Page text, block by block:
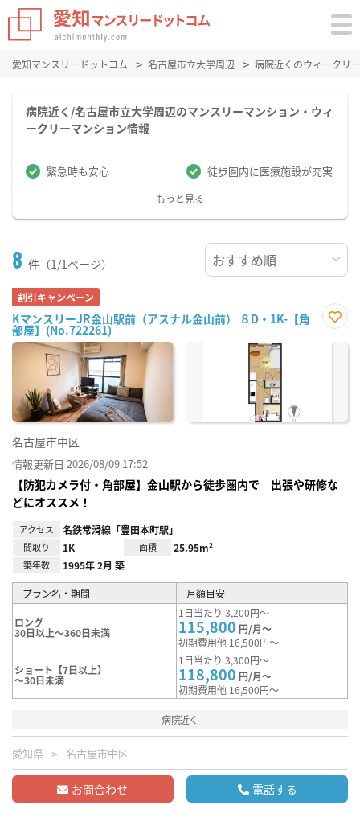
愛知マンスリードットコム 名古屋市立大学周辺 病院近くのウィークリ
病院近く/名古屋市立大学周辺のマンスリーマンション・ウィ
ークリーマンション情報
緊急時も安心 徒歩圏内に医療施設が充実
もっと見る
8 件（1/1ページ）
割引キャンペーン
KマンスリーJR金山駅前（アスナル金山前） ８D・1K-【角
部屋】(No.722261)
に入
名古屋市中区
情報更新日 2026/08/09 17:52
【防犯カメラ付・角部屋】金山駅から徒歩圏内で 出張や研修な
どにオススメ！
アクセス 名鉄常滑線「豊田本町駅」
間取り 1K 面積 25.95m²
築年数 1995年 2月 築
プラン名・期間 月額目安
ロング
30日以上～360日未満
1日当たり 3,200円～
115,800 円/月～
初期費用他 16,500円～
ショート【7日以上】
～30日未満
1日当たり 3,300円～
118,800 円/月～
初期費用他 16,500円～
病院近く
愛知県 名古屋市中区
お問合わせ 電話する